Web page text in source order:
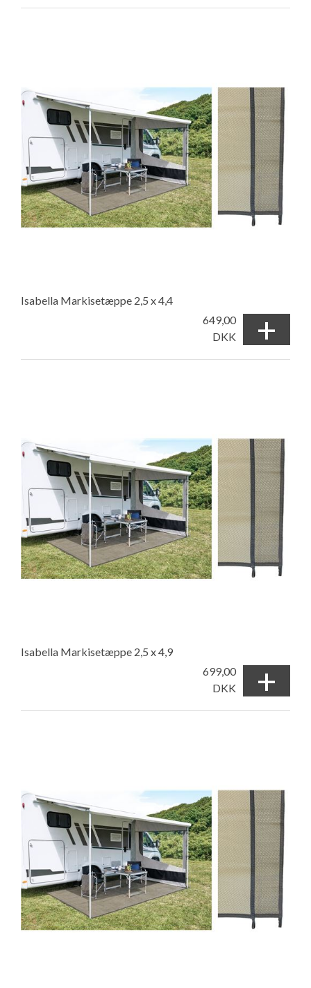
Isabella Markisetæppe 2,5 x 4,4
649,00
DKK
+
Isabella Markisetæppe 2,5 x 4,9
699,00
DKK
+